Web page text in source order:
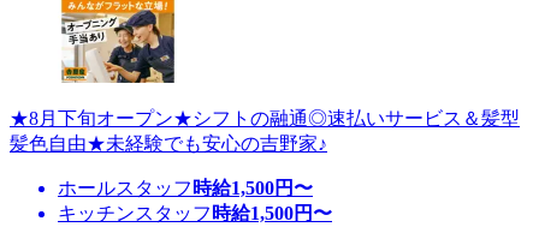
★8月下旬オープン★シフトの融通◎速払いサービス＆髪型
髪色自由★未経験でも安心の吉野家♪
ホールスタッフ 時給1,500円〜
キッチンスタッフ 時給1,500円〜